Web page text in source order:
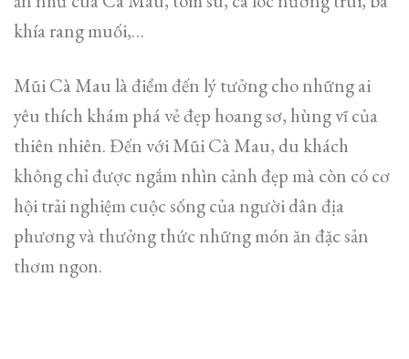
khía rang muối,…
Mũi Cà Mau là điểm đến lý tưởng cho những ai
yêu thích khám phá vẻ đẹp hoang sơ, hùng vĩ của
thiên nhiên. Đến với Mũi Cà Mau, du khách
không chỉ được ngắm nhìn cảnh đẹp mà còn có cơ
hội trải nghiệm cuộc sống của người dân địa
phương và thưởng thức những món ăn đặc sản
thơm ngon.